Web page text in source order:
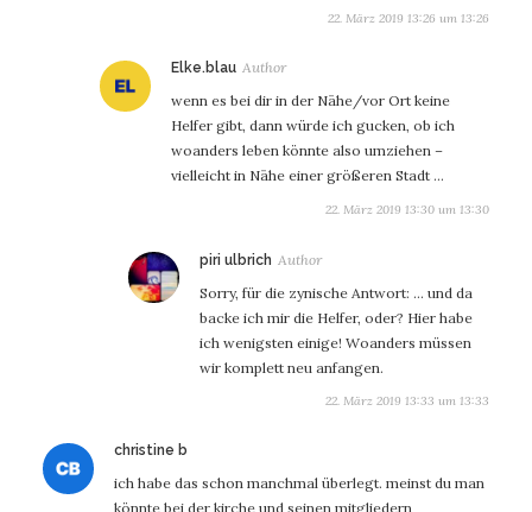
22. März 2019 13:26 um 13:26
Elke.blau sagt:
wenn es bei dir in der Nähe/vor Ort keine
Helfer gibt, dann würde ich gucken, ob ich
woanders leben könnte also umziehen –
vielleicht in Nähe einer größeren Stadt …
22. März 2019 13:30 um 13:30
piri ulbrich sagt:
Sorry, für die zynische Antwort: … und da
backe ich mir die Helfer, oder? Hier habe
ich wenigsten einige! Woanders müssen
wir komplett neu anfangen.
22. März 2019 13:33 um 13:33
christine b
ich habe das schon manchmal überlegt. meinst du man
könnte bei der kirche und seinen mitgliedern